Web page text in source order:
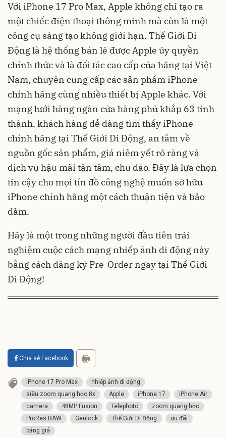
Với iPhone 17 Pro Max, Apple không chỉ tạo ra
một chiếc điện thoại thông minh mà còn là một
công cụ sáng tạo không giới hạn. Thế Giới Di
Động là hệ thống bán lẻ được Apple ủy quyền
chính thức và là đối tác cao cấp của hãng tại Việt
Nam, chuyên cung cấp các sản phẩm iPhone
chính hãng cùng nhiều thiết bị Apple khác. Với
mạng lưới hàng ngàn cửa hàng phủ khắp 63 tỉnh
thành, khách hàng dễ dàng tìm thấy iPhone
chính hãng tại Thế Giới Di Động, an tâm về
nguồn gốc sản phẩm, giá niêm yết rõ ràng và
dịch vụ hậu mãi tận tâm, chu đáo. Đây là lựa chọn
tin cậy cho mọi tín đồ công nghệ muốn sở hữu
iPhone chính hãng một cách thuận tiện và bảo
đảm.
Hãy là một trong những người đầu tiên trải
nghiệm cuộc cách mạng nhiếp ảnh di động này
bằng cách đăng ký Pre-Order ngay tại Thế Giới
Di Động!
Chia sẻ Facebook
iPhone 17 Pro Max
nhiếp ảnh di động
siêu zoom quang học 8x
Apple iPhone 17
iPhone Air
camera
48MP Fusion Telephoto
zoom quang học
ProRes RAW
Genlock Thế Giới Di Động
ưu đãi
bảng giá